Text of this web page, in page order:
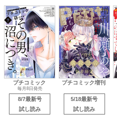
プチコミック
毎月8日発売
8/7最新号
試し読み
プチコミック増刊
5/18最新号
試し読み